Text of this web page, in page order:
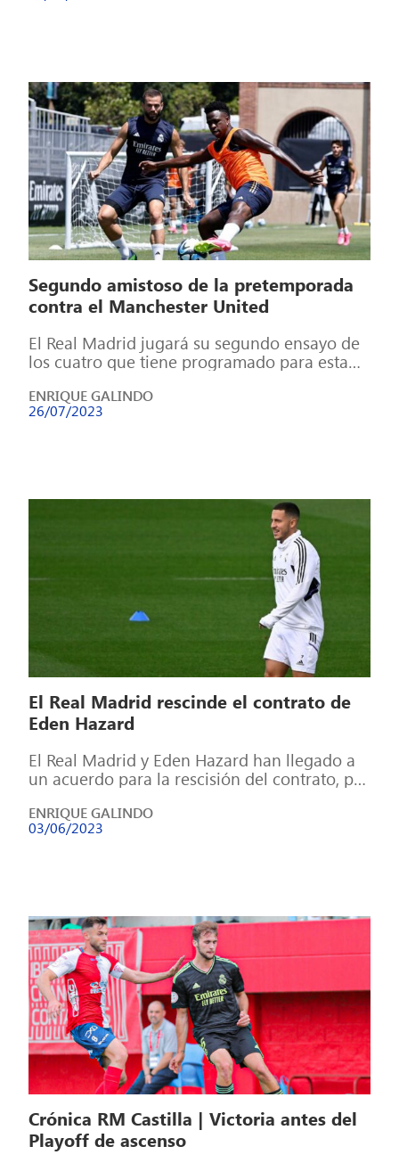
Segundo amistoso de la pretemporada
contra el Manchester United
El Real Madrid jugará su segundo ensayo de
los cuatro que tiene programado para esta
ENRIQUE GALINDO
26/07/2023
El Real Madrid rescinde el contrato de
Eden Hazard
El Real Madrid y Eden Hazard han llegado a
un acuerdo para la rescisión del contrato, por
ENRIQUE GALINDO
03/06/2023
Crónica RM Castilla | Victoria antes del
Playoff de ascenso